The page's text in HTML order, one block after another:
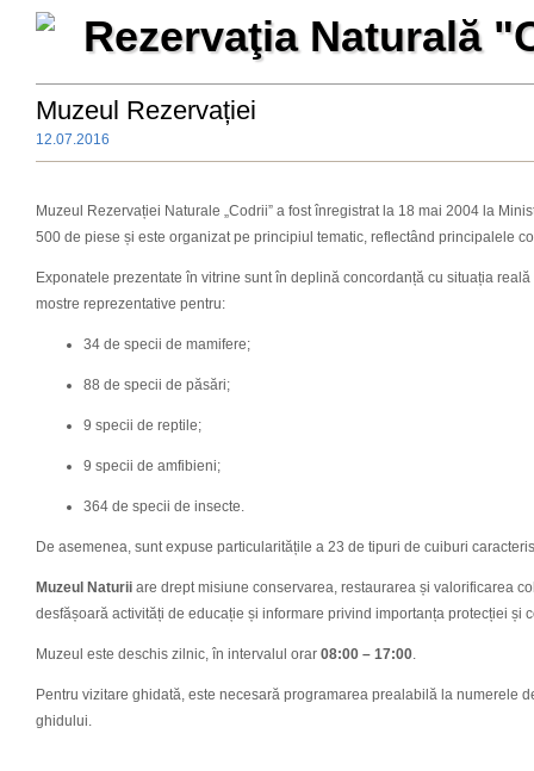
Rezervaţia Naturală
Muzeul Rezervației
12.07.2016
Muzeul Rezervației Naturale „Codrii” a fost înregistrat la 18 mai 2004 la
500 de piese și este organizat pe principiul tematic, reflectând principalele
Exponatele prezentate în vitrine sunt în deplină concordanță cu situația
mostre reprezentative pentru:
34 de specii de mamifere;
88 de specii de păsări;
9 specii de reptile;
9 specii de amfibieni;
364 de specii de insecte.
De asemenea, sunt expuse particularitățile a 23 de tipuri de cuiburi
Muzeul Naturii are drept misiune conservarea, restaurarea și valorificarea
desfășoară activități de educație și informare privind importanța protecției și
Muzeul este deschis zilnic, în intervalul orar 08:00 – 17:00.
Pentru vizitare ghidată, este necesară programarea prealabilă la numerele
ghidului.